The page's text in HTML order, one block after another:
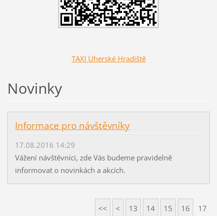
TAXI Uherské Hradiště
Novinky
Informace pro návštěvníky
17.08.2016 14:29
Vážení návštěvníci, zde Vás budeme pravidelně
informovat o novinkách a akcích.
<< < 13 14 15 16 17